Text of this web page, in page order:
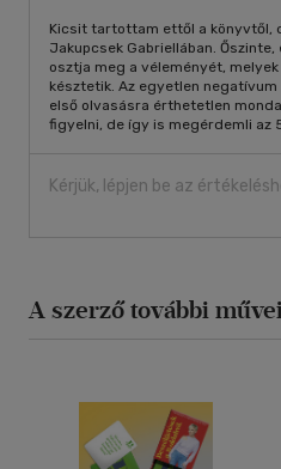
Kicsit tartottam ettől a könyvtől,
Jakupcsek Gabriellában.
osztja meg a véleményét,
késztetik. Az egyetlen
első olvasásra érthetetlen
figyelni, de így is megérdemli az
Kérjük, lépjen be az
A szerző további